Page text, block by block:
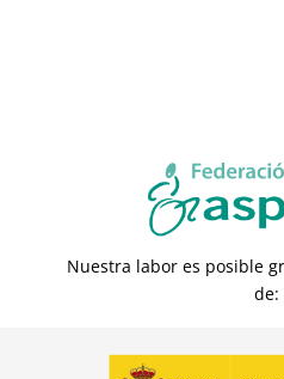
Nuestra labor es posible
de: